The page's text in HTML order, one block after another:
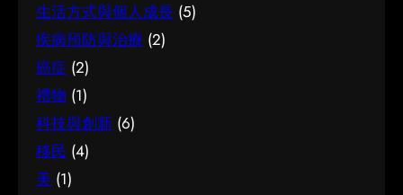
生活方式與個人成長 (5)
疾病預防與治療 (2)
癌症 (2)
禮物 (1)
科技與創新 (6)
移民 (4)
美 (1)